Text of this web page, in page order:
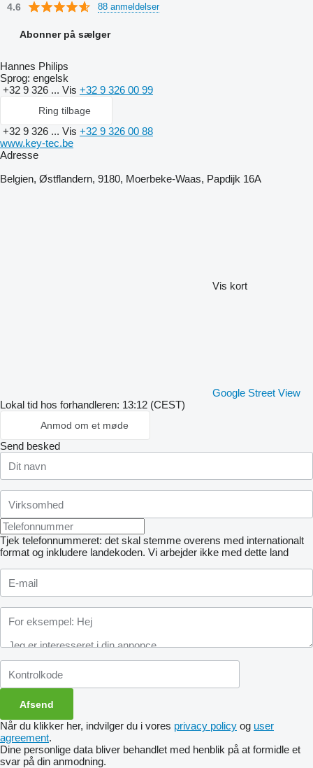
4.6 88 anmeldelser
Abonner på sælger
Hannes Philips
Sprog: engelsk
+32 9 326 ... Vis +32 9 326 00 99
Ring tilbage
+32 9 326 ... Vis +32 9 326 00 88
www.key-tec.be
Adresse
Belgien, Østflandern, 9180, Moerbeke-Waas, Papdijk 16A
Vis kort
Google Street View
Lokal tid hos forhandleren: 13:12 (CEST)
Anmod om et møde
Send besked
Tjek telefonnummeret: det skal stemme overens med internationalt
format og inkludere landekoden. Vi arbejder ikke med dette land
Når du klikker her, indvilger du i vores privacy policy og user
agreement.
Dine personlige data bliver behandlet med henblik på at formidle et
svar på din anmodning.